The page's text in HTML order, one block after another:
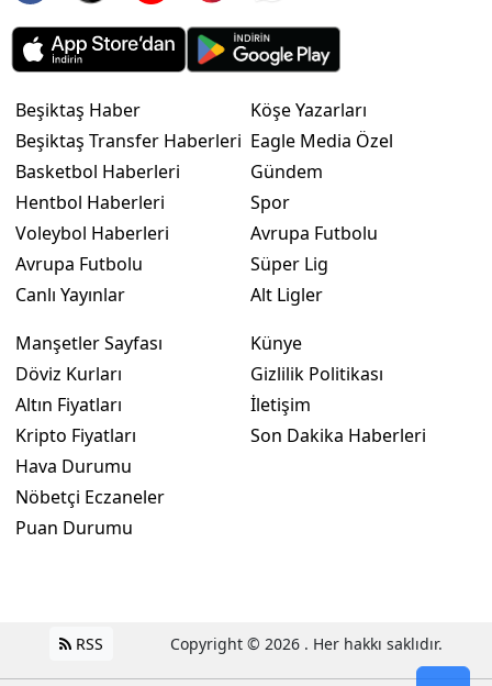
Beşiktaş Haber
Beşiktaş Transfer Haberleri
Basketbol Haberleri
Hentbol Haberleri
Voleybol Haberleri
Avrupa Futbolu
Canlı Yayınlar
Köşe Yazarları
Eagle Media Özel
Gündem
Spor
Avrupa Futbolu
Süper Lig
Alt Ligler
Manşetler Sayfası
Döviz Kurları
Altın Fiyatları
Kripto Fiyatları
Hava Durumu
Nöbetçi Eczaneler
Puan Durumu
Künye
Gizlilik Politikası
İletişim
Son Dakika Haberleri
RSS Copyright © 2026 . Her hakkı saklıdır.